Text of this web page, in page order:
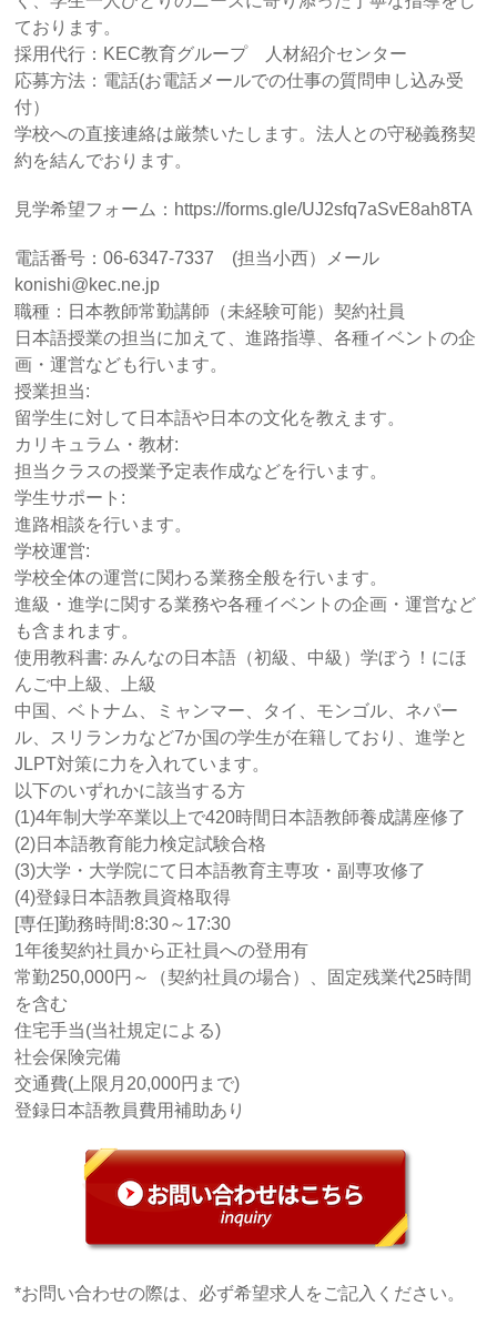
ております。
採用代行：KEC教育グループ 人材紹介センター
応募方法：電話(お電話メールでの仕事の質問申し込み受
付）
学校への直接連絡は厳禁いたします。法人との守秘義務契
約を結んでおります。
見学希望フォーム：https://forms.gle/UJ2sfq7aSvE8ah8TA
電話番号：06-6347-7337 (担当小西）メール
konishi@kec.ne.jp
職種：日本教師常勤講師（未経験可能）契約社員
日本語授業の担当に加えて、進路指導、各種イベントの企
画・運営なども行います。
授業担当:
留学生に対して日本語や日本の文化を教えます。
カリキュラム・教材:
担当クラスの授業予定表作成などを行います。
学生サポート:
進路相談を行います。
学校運営:
学校全体の運営に関わる業務全般を行います。
進級・進学に関する業務や各種イベントの企画・運営など
も含まれます。
使用教科書: みんなの日本語（初級、中級）学ぼう！にほ
んご中上級、上級
中国、ベトナム、ミャンマー、タイ、モンゴル、ネパー
ル、スリランカなど7か国の学生が在籍しており、進学と
JLPT対策に力を入れています。
以下のいずれかに該当する方
(1)4年制大学卒業以上で420時間日本語教師養成講座修了
(2)日本語教育能力検定試験合格
(3)大学・大学院にて日本語教育主専攻・副専攻修了
(4)登録日本語教員資格取得
[専任]勤務時間:8:30～17:30
1年後契約社員から正社員への登用有
常勤250,000円～（契約社員の場合）、固定残業代25時間
を含む
住宅手当(当社規定による)
社会保険完備
交通費(上限月20,000円まで)
登録日本語教員費用補助あり
*お問い合わせの際は、必ず希望求人をご記入ください。